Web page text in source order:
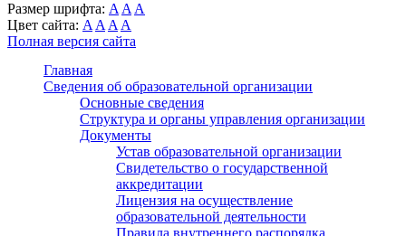
Размер шрифта: A A A
Цвет сайта: A A A A
Полная версия сайта
Главная
Сведения об образовательной организации
Основные сведения
Структура и органы управления организации
Документы
Устав образовательной организации
Свидетельство о государственной
аккредитации
Лицензия на осуществление
образовательной деятельности
Правила внутреннего распорядка